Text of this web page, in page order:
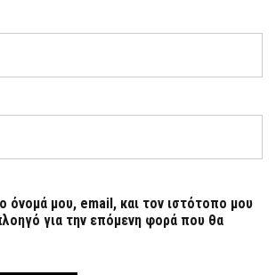
όνομά μου, email, και τον ιστότοπο μου
για την επόμενη φορά που θα